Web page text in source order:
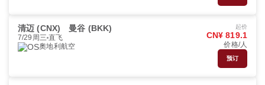
清迈 (CNX) 曼谷 (BKK)
7/29周三 直飞
奧地利航空
起价
CN¥ 819.1
价格/人
预订